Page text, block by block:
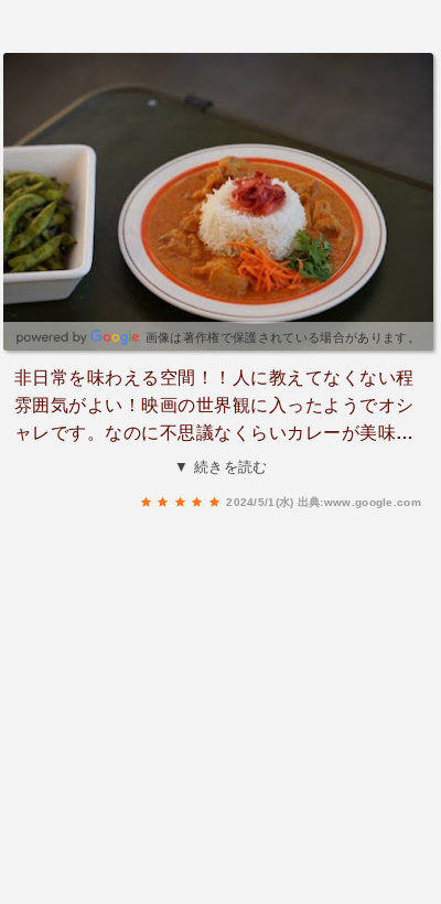
た。
画像は著作権で保護されている場合があります。
非日常を味わえる空間！！人に教えてなくない程
雰囲気がよい！映画の世界観に入ったようでオシ
ャレです。なのに不思議なくらいカレーが美味し
い、、、、、表参道とかにあれば行列ができるク
▼ 続きを読む
2024/5/1(水) 出典:www.google.com